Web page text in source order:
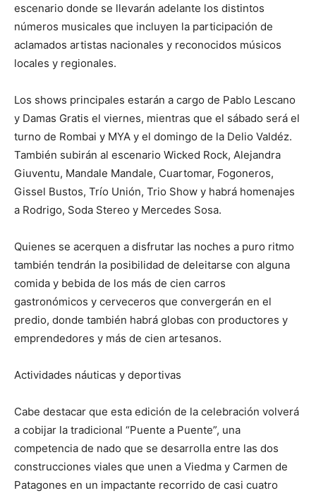
escenario donde se llevarán adelante los distintos
números musicales que incluyen la participación de
aclamados artistas nacionales y reconocidos músicos
locales y regionales.
Los shows principales estarán a cargo de Pablo Lescano
y Damas Gratis el viernes, mientras que el sábado será el
turno de Rombai y MYA y el domingo de la Delio Valdéz.
También subirán al escenario Wicked Rock, Alejandra
Giuventu, Mandale Mandale, Cuartomar, Fogoneros,
Gissel Bustos, Trío Unión, Trio Show y habrá homenajes
a Rodrigo, Soda Stereo y Mercedes Sosa.
Quienes se acerquen a disfrutar las noches a puro ritmo
también tendrán la posibilidad de deleitarse con alguna
comida y bebida de los más de cien carros
gastronómicos y cerveceros que convergerán en el
predio, donde también habrá globas con productores y
emprendedores y más de cien artesanos.
Actividades náuticas y deportivas
Cabe destacar que esta edición de la celebración volverá
a cobijar la tradicional “Puente a Puente”, una
competencia de nado que se desarrolla entre las dos
construcciones viales que unen a Viedma y Carmen de
Patagones en un impactante recorrido de casi cuatro